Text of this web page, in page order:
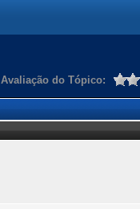
Avaliação do Tópico: